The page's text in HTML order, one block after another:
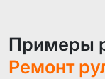
Примеры
Ремонт